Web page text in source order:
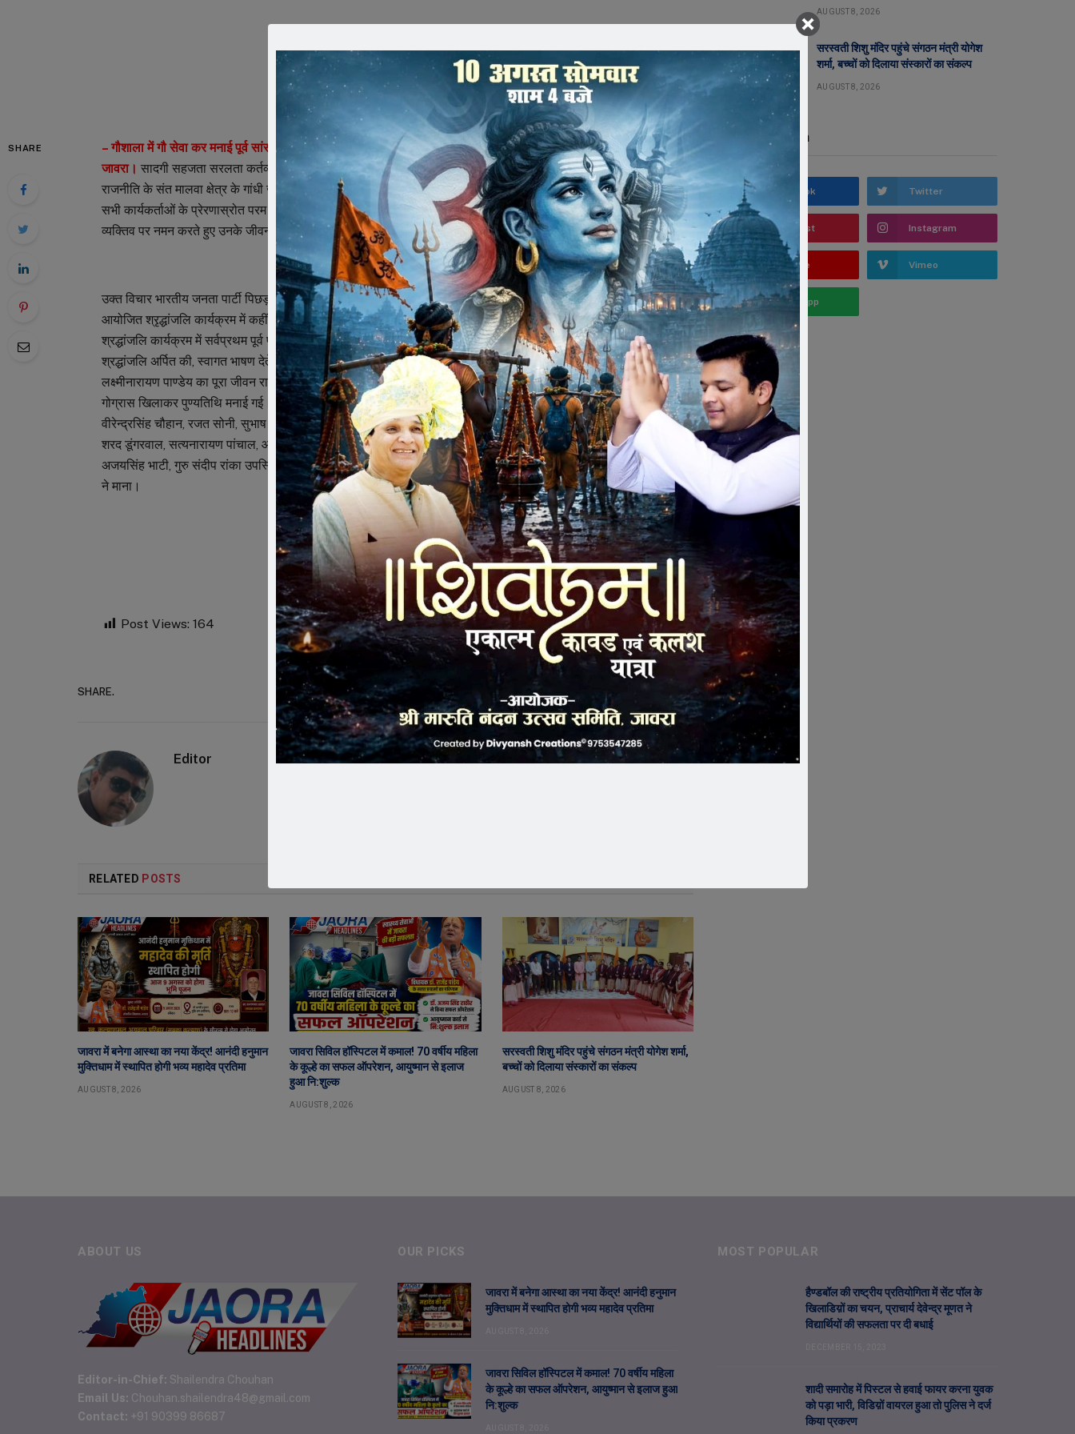
SHARE
– गौशाला में गौ सेवा कर मनाई पूर्व सांसद डॉ लक्ष्मीनारायण पाण्डेय की पूण्य तिथि
जावरा। सादगी सहजता सरलता कर्तव्यनिष्ठा की प्रतिमूर्ति अनेकानेक आदर्श जीवन मूल्यों के प्रेरणादायी प्रेरक हम सभी के आदर्श
राजनीति के संत मालवा क्षेत्र के गांधी जावरा मन्दसौर संसदीय क्षेत्र के पूर्व सांसद भारतीय जनता पार्टी के पूर्व प्रदेश अध्यक्ष हम
सभी कार्यकर्ताओं के प्रेरणास्रोत परम श्रद्धेय स्वर्गीय (बाऊजी) डॉ. लक्ष्मीनारायण जी पाण्डेय के पुण्य स्मरण दिवस पर ऐसे बिरले
व्यक्तिव पर नमन करते हुए उनके जीवन से प्रेरणा लेकर सेवा का संकल्प लेवे।
उक्त विचार भारतीय जनता पार्टी पिछड़ा मोर्चा के प्रदेश कार्यसमिति सदस्य नंदकिशोर महावार ने श्री गोपाल इफ्तेखार गौशाला पर
आयोजित श्रृद्धांजलि कार्यक्रम में कहीं। मीडिया प्रभारी संदीप रांका ने बताया की गोपाल इफतेखार गौशाला पर आयोजित
श्रद्धांजलि कार्यक्रम में सर्वप्रथम पूर्व प्रदेश अध्यक्ष डॉ. लक्ष्मीनारायण पांडेय के चित्र पर माल्यार्पण व पुष्प अर्पण कर सभी ने
श्रद्धांजलि अर्पित की, स्वागत भाषण देते हुए भाजपा नगर अध्यक्ष राजेश शर्मा ने कहाँ की हम सभी कार्यकर्ताओ के प्रेरणास्त्रोत डॉ.
लक्ष्मीनारायण पाण्डेय का पूरा जीवन राष्ट्रसेवा, जनसंघ व भाजपा के लिए समर्पित रहा हैं। गौशाला में गौमाता की सेवा करते हुए
गोग्रास खिलाकर पुण्यतिथि मनाई गई। इस दोरान जिला उपाध्यक्ष महेश सोनी, पूर्व अध्यक्ष अभय कोठारी, अध्यक्ष राजेश शर्मा,
वीरेन्द्रसिंह चौहान, रजत सोनी, सुभाष टुकडिय़ा, अब्बास बोहरा, राजेश धाकड़, इफतेखार पठान, पंकज कांठेड, मोतीलाल यदुवंशी,
शरद डूंगरवाल, सत्यनारायण पांचाल, आसिफ मिर्जा, अफाक अहमद, विनोद चौरसिया, बाबर पठान, लोकेश पंड्या, अनिल त्रिवेदी,
अजयसिंह भाटी, गुरु संदीप रांका उपस्थित थे। संचालन भाजपा नगर महामंत्री अनिल धारीवाल व आभार महामंत्री मनीष ऊटवाल
ने माना।
Post Views: 164
SHARE.
Facebook Twitter Pinterest LinkedIn Tumblr Telegram Email
Editor
RELATED POSTS
जावरा में बनेगा आस्था का नया केंद्र! आनंदी हनुमान
मुक्तिधाम में स्थापित होगी भव्य महादेव प्रतिमा
AUGUST 8, 2026
जावरा सिविल हॉस्पिटल में कमाल! 70 वर्षीय महिला
के कूल्हे का सफल ऑपरेशन, आयुष्मान से इलाज
हुआ नि:शुल्क
AUGUST 8, 2026
सरस्वती शिशु मंदिर पहुंचे संगठन मंत्री योगेश शर्मा,
बच्चों को दिलाया संस्कारों का संकल्प
AUGUST 8, 2026
AUGUST 8, 2026
सरस्वती शिशु मंदिर पहुंचे संगठन मंत्री योगेश
शर्मा, बच्चों को दिलाया संस्कारों का संकल्प
AUGUST 8, 2026
Stay In Touch
Facebook Twitter
Pinterest Instagram
YouTube Vimeo
WhatsApp
ABOUT US
Editor-in-Chief: Shailendra Chouhan
Email Us: Chouhan.shailendra48@gmail.com
Contact: +91 90399 86687
OUR PICKS
जावरा में बनेगा आस्था का नया केंद्र! आनंदी हनुमान
मुक्तिधाम में स्थापित होगी भव्य महादेव प्रतिमा
जावरा सिविल हॉस्पिटल में कमाल! 70 वर्षीय महिला
के कूल्हे का सफल ऑपरेशन, आयुष्मान से इलाज हुआ
नि:शुल्क
MOST POPULAR
हैण्डबॉल की राष्ट्रीय प्रतियोगिता में सेंट पॉल के
खिलाडिय़ों का चयन, प्राचार्य देवेन्द्र मूणत ने
विद्यार्थियों की सफलता पर दी बधाई
शादी समारोह में पिस्टल से हवाई फायर करना युवक
को पड़ा भारी, विडिय़ों वायरल हुआ तो पुलिस ने दर्ज
किया प्रकरण